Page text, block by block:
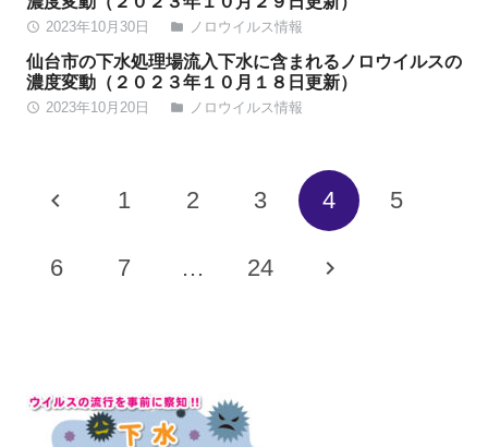
access_time 2023年10月30日 folder ノロウイルス情報
仙台市の下水処理場流入下水に含まれるノロウイルスの
濃度変動（２０２３年１０月１８日更新）
access_time 2023年10月20日 folder ノロウイルス情報
1 2 3 4 5
6 7 … 24